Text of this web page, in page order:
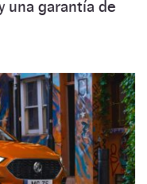
una garantía de